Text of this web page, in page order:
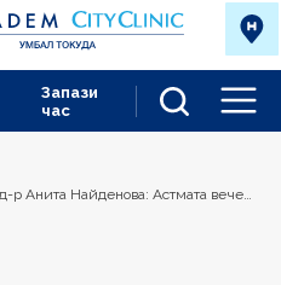
Запази
час
р Анита Найденова: Астмата вече